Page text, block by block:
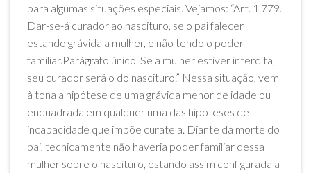
para algumas situações especiais. Vejamos: “Art. 1.779.
Dar-se-á curador ao nascituro, se o pai falecer
estando grávida a mulher, e não tendo o poder
familiar.Parágrafo único. Se a mulher estiver interdita,
seu curador será o do nascituro.” Nessa situação, vem
à tona a hipótese de uma grávida menor de idade ou
enquadrada em qualquer uma das hipóteses de
incapacidade que impõe curatela. Diante da morte do
pai, tecnicamente não haveria poder familiar dessa
mulher sobre o nascituro, estando assim configurada a